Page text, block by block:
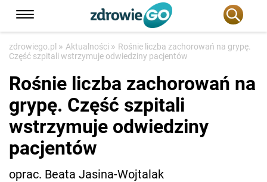
zdrowiego.pl » Aktualności » Rośnie liczba zachorowań na grypę.
Część szpitali wstrzymuje odwiedziny pacjentów
Rośnie liczba zachorowań na
grypę. Część szpitali
wstrzymuje odwiedziny
pacjentów
oprac. Beata Jasina-Wojtalak